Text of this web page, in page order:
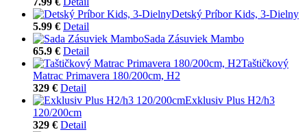
Detský Príbor Kids, 3-Dielny
5.99 € Detail
Sada Zásuviek Mambo
65.9 € Detail
Taštičkový
Matrac Primavera 180/200cm, H2
329 € Detail
Exklusiv Plus H2/h3
120/200cm
329 € Detail